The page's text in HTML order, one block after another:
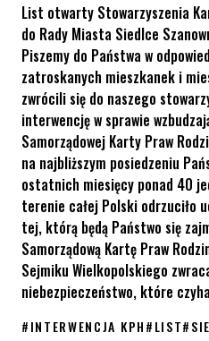
List otwarty Stowarzyszenia
do Rady Miasta Siedlce
Piszemy do Państwa w
zatroskanych mieszkanek i
zwrócili się do naszego
interwencję w sprawie
Samorządowej Karty Praw
na najbliższym posiedzeniu
ostatnich miesięcy ponad 40
terenie całej Polski odrzuciło
tej, którą będą Państwo się
Samorządową Kartę Praw
Sejmiku Wielkopolskiego
niebezpieczeństwo, które
#INTERWENCJA KPH#LIST#